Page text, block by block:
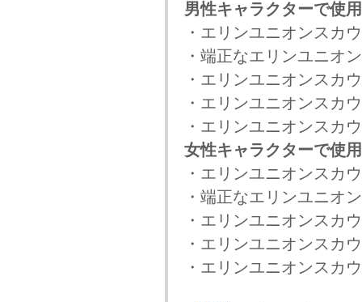
男性キャラクターで使
・エリンユニオンスカ
・端正なエリンユニオ
・エリンユニオンスカ
・エリンユニオンスカ
・エリンユニオンスカ
女性キャラクターで使
・エリンユニオンスカ
・端正なエリンユニオ
・エリンユニオンスカ
・エリンユニオンスカ
・エリンユニオンスカ